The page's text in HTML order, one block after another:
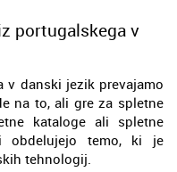
portugalskega v
v danski jezik prevajamo
na to, ali gre za spletne
kataloge ali spletne
obdelujejo temo, ki je
tehnologij.